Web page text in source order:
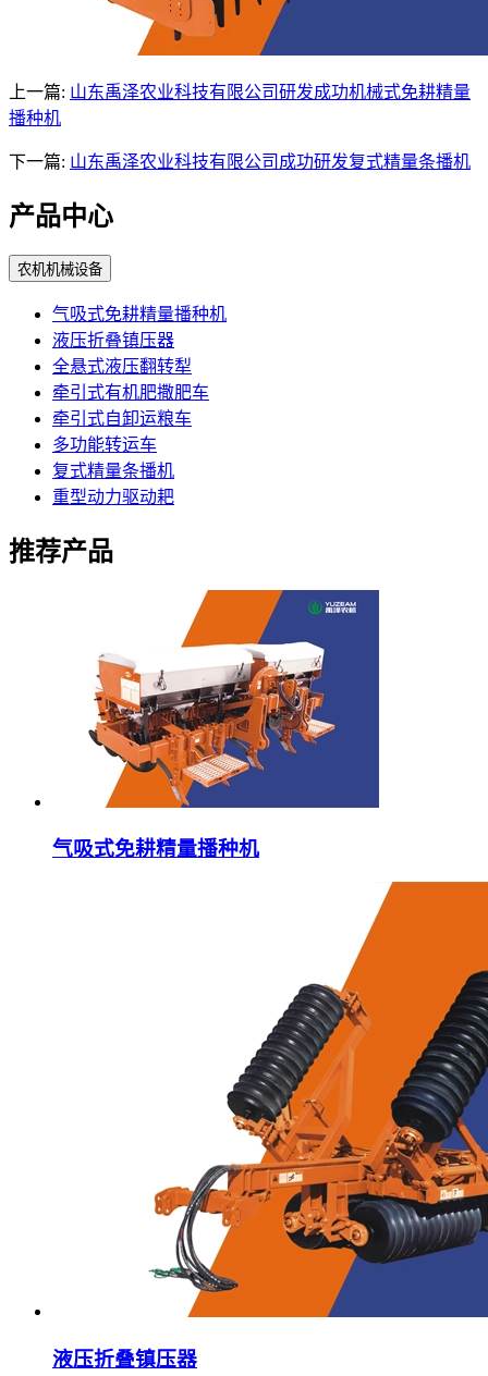
上一篇: 山东禹泽农业科技有限公司研发成功机械式免耕精量
播种机
下一篇: 山东禹泽农业科技有限公司成功研发复式精量条播机
产品中心
农机机械设备
气吸式免耕精量播种机
液压折叠镇压器
全悬式液压翻转犁
牵引式有机肥撒肥车
牵引式自卸运粮车
多功能转运车
复式精量条播机
重型动力驱动耙
推荐产品
气吸式免耕精量播种机
液压折叠镇压器